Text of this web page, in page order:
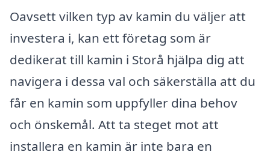
Oavsett vilken typ av kamin du väljer att
investera i, kan ett företag som är
dedikerat till kamin i Storå hjälpa dig att
navigera i dessa val och säkerställa att du
får en kamin som uppfyller dina behov
och önskemål. Att ta steget mot att
installera en kamin är inte bara en